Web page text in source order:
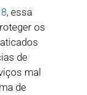
, essa
os
de
mal
de